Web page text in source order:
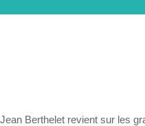
Berthelet revient sur les